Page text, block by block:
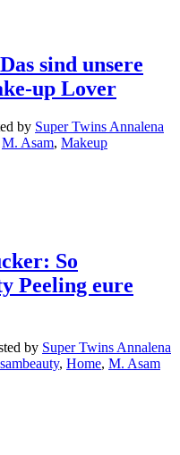
sind unsere
up Lover
by Super Twins Annalena
M. Asam, Makeup
So
Peeling eure
by Super Twins Annalena
, Home, M. Asam